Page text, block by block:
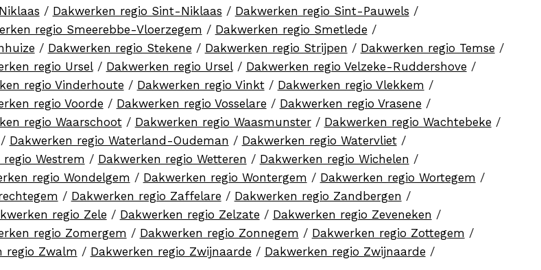
/ Dakwerken regio Sint-Niklaas / Dakwerken regio Sint-Pauwels /
regio Smeerebbe-Vloerzegem / Dakwerken regio Smetlede /
/ Dakwerken regio Stekene / Dakwerken regio Strijpen / Dakwerken regio Temse /
regio Ursel/ Dakwerken regio Ursel/ Dakwerken regio Velzeke-Ruddershove /
regio Vinderhoute / Dakwerken regio Vinkt/ Dakwerken regio Vlekkem /
regio Voorde / Dakwerken regio Vosselare / Dakwerken regio Vrasene /
regio Waarschoot/ Dakwerken regio Waasmunster/ Dakwerken regio Wachtebeke /
/ Dakwerken regio Waterland-Oudeman / Dakwerken regio Watervliet/
Westrem / Dakwerken regio Wetteren / Dakwerken regio Wichelen /
regio Wondelgem / Dakwerken regio Wontergem / Dakwerken regio Wortegem /
/ Dakwerken regio Zaffelare / Dakwerken regio Zandbergen /
regio Zele / Dakwerken regio Zelzate / Dakwerken regio Zeveneken /
regio Zomergem / Dakwerken regio Zonnegem / Dakwerken regio Zottegem /
regio Zwalm / Dakwerken regio Zwijnaarde / Dakwerken regio Zwijnaarde /